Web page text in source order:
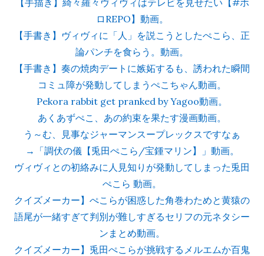
ロREPO】動画。
【手書き】ヴィヴィに「人」を説こうとしたぺこら、正
論パンチを食らう。動画。
【手書き】奏の焼肉デートに嫉妬するも、誘われた瞬間
コミュ障が発動してしまうぺこちゃん動画。
Pekora rabbit get pranked by Yagoo動画。
あくあずぺこ、あの約束を果たす漫画動画。
う～む、見事なジャーマンスープレックスですなぁ
→「調伏の儀【兎田ぺこら/宝鍾マリン】」動画。
ヴィヴィとの初絡みに人見知りが発動してしまった兎田
ぺこら 動画。
クイズメーカー】ぺこらが困惑した角巻わためと黄猿の
語尾が一緒すぎて判別が難しすぎるセリフの元ネタシー
ンまとめ動画。
クイズメーカー】兎田ぺこらが挑戦するメルエムか百鬼